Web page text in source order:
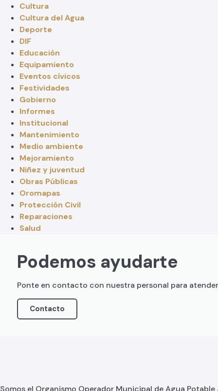
Cultura
Cultura del Agua
Deporte
DIF
Educación
Equipamiento
Eventos cívicos
Festividades
Gobierno
Informes
Institucional
Mantenimiento
Medio ambiente
Mejoramiento
Niñez y juventud
Obras Públicas
Oromapas
Protección Civil
Reparaciones
Salud
Podemos ayudarte
Ponte en contacto con nuestra personal para
Contacto
Somos el Organismo Operador Municipal de Agua